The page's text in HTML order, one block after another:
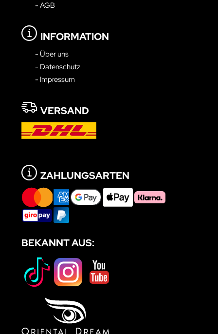
- AGB
INFORMATION
- Über uns
- Datenschutz
- Impressum
VERSAND
ZAHLUNGSARTEN
BEKANNT AUS: